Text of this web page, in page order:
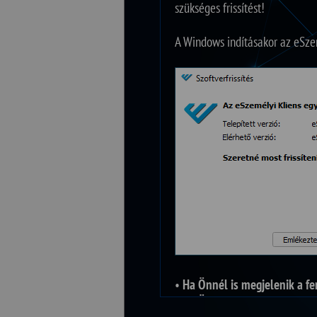
szükséges frissítést!
A Windows indításakor az
• Ha Önnél is megjelenik a
•Ha Önnél nem jelent meg